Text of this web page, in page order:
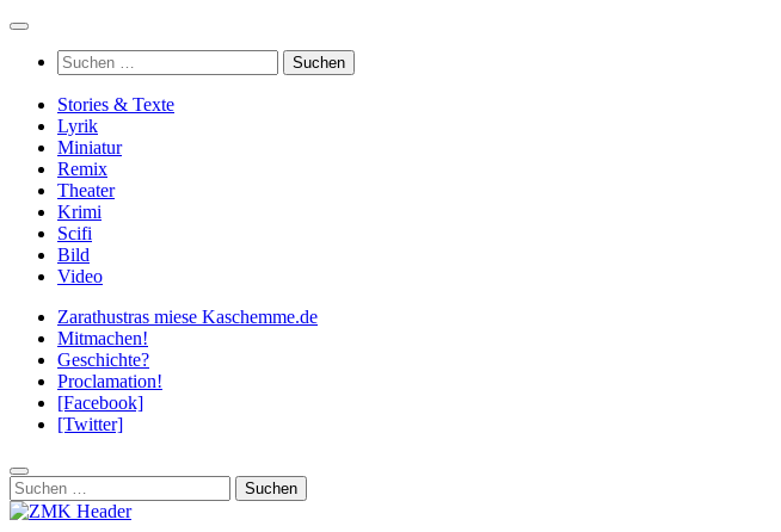
Zum
springenSuchen
nach:
Stories & Texte
Lyrik
Miniatur
Remix
Theater
Krimi
Scifi
Bild
Video
Zarathustras miese Kaschemme.de
Mitmachen!
Geschichte?
Proclamation!
[Facebook]
[Twitter]
Suchen
nach: